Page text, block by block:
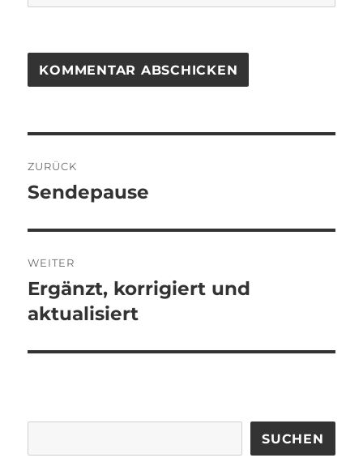
ZURÜCK
Vorheriger
Sendepause
WEITER
Nächster
Beitrag:
Ergänzt, korrigiert und
aktualisiert
SUCHEN